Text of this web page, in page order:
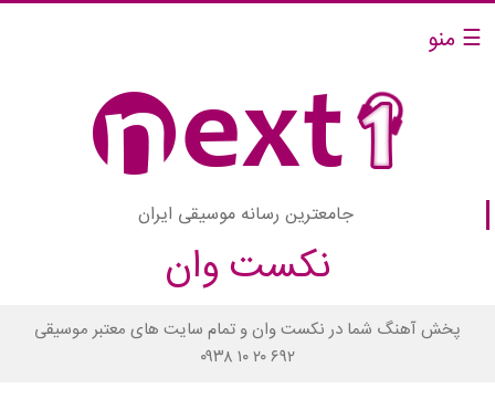
☰ منو
جامعترین رسانه موسیقی ایران
نکست وان
پخش آهنگ شما در نکست وان و تمام سایت های معتبر موسیقی
۰۹۳۸ ۱۰ ۲۰ ۶۹۲